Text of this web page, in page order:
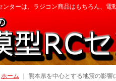
ンターは、ラジコン商品はもちろん、
ホーム 熊本県を中心とする地震の影響